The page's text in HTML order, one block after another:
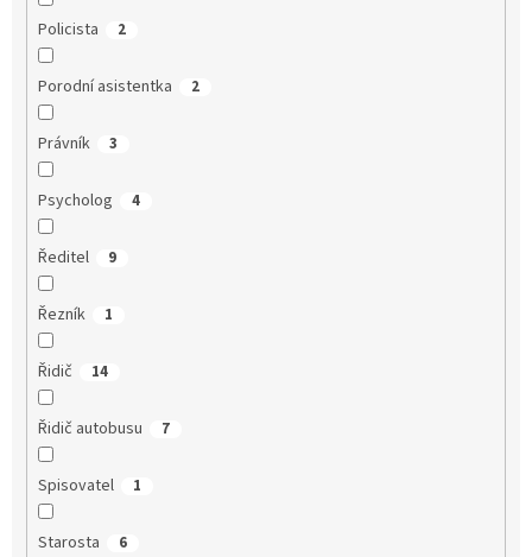
Policista 2
Porodní asistentka 2
Právník 3
Psycholog 4
Ředitel 9
Řezník 1
Řidič 14
Řidič autobusu 7
Spisovatel 1
Starosta 6